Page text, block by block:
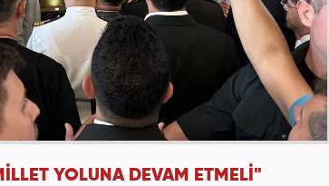
YOLUNA DEVAM ETMELİ"